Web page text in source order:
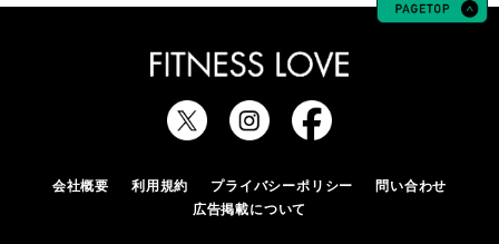
会社概要 利用規約 プライバシーポリシー
問い合わせ
広告掲載について